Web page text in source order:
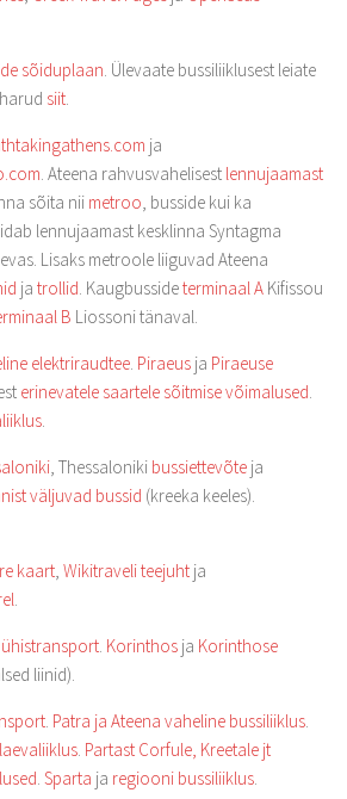
sõiduplaan. Ülevaate bussiliiklusest leiate
siit.
ja
. Ateena rahvusvahelisest lennujaamast
sõita nii metroo, busside kui ka
lennujaamast kesklinna Syntagma
Lisaks metroole liiguvad Ateena
ja trollid. Kaugbussideterminaal A Kifissou
B Liossoni tänaval.
elektriraudtee. Piraeus ja Piraeuse
erinevatele saartele sõitmise võimalused.
.
, Thessaloniki bussiettevõte ja
väljuvad bussid (kreeka keeles).
kaart, Wikitraveli teejuht ja
.
. Korinthos ja Korinthose
liinid).
. Patra ja Ateena vaheline bussiliiklus.
. Partast Corfule, Kreetale jt
. Sparta ja regiooni bussiliiklus.